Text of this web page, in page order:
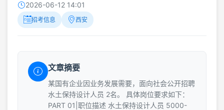
2026-06-12 14:01
招考信息 西安
文章摘要
某国有企业因业务发展需要，面向社会公开招聘
水土保持设计人员 2名。 具体岗位要求如下：
PART 01|职位描述 水土保持设计人员 5000-